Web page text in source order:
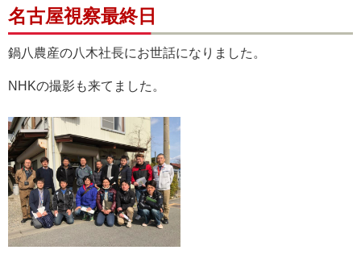
名古屋視察最終日
鍋八農産の八木社長にお世話になりました。
NHKの撮影も来てました。